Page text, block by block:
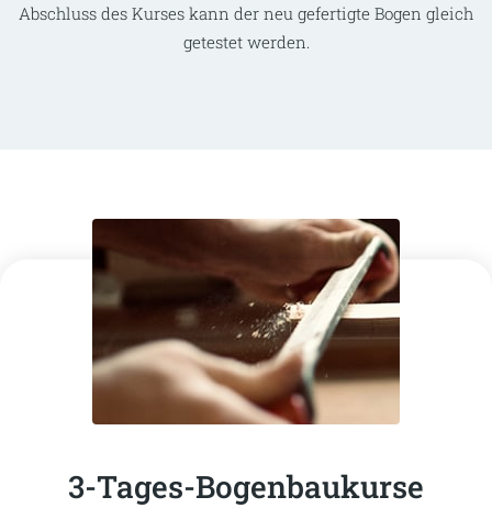
Abschluss des Kurses kann der neu gefertigte Bogen gleich
getestet werden.
3-Tages-Bogenbaukurse